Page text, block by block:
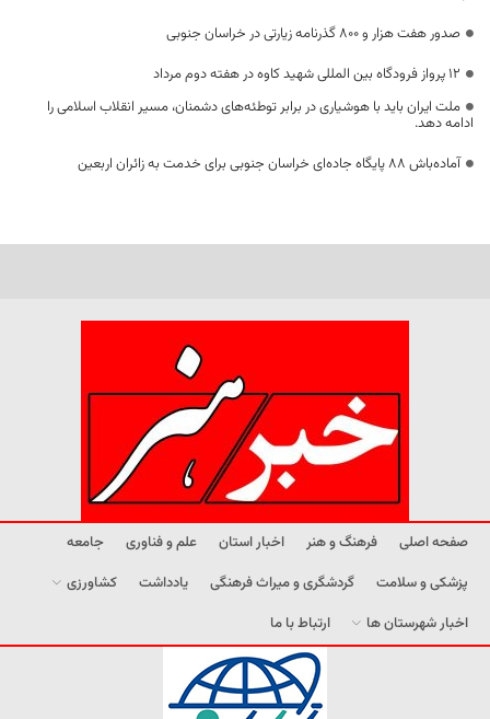
صدور هفت هزار و ۸۰۰ گذرنامه زیارتی در خراسان جنوبی
۱۲ پرواز فرودگاه بین المللی شهید کاوه در هفته دوم مرداد
ملت ایران باید با هوشیاری در برابر توطئه‌های دشمنان، مسیر انقلاب اسلامی را
ادامه دهد.
آماده‌باش ۸۸ پایگاه جاده‌ای خراسان جنوبی برای خدمت به زائران اربعین
صفحه اصلی فرهنگ و هنر اخبار استان علم و فناوری
جامعه
پزشکی و سلامت
گردشگری و میراث فرهنگی یادداشت
کشاورزی
اخبار شهرستان ها
ارتباط با ما